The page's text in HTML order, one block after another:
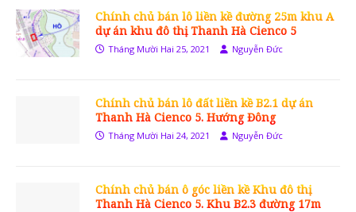
Chính chủ bán lô liền kề đường 25m khu A
dự án khu đô thị Thanh Hà Cienco 5
Tháng Mười Hai 25, 2021 Nguyễn Đức
Chính chủ bán lô đất liền kề B2.1 dự án
Thanh Hà Cienco 5. Hướng Đông
Tháng Mười Hai 24, 2021 Nguyễn Đức
Chính chủ bán ô góc liền kề Khu đô thị
Thanh Hà Cienco 5. Khu B2.3 đường 17m